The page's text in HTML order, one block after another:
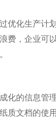
化生产计划
费，企业可
的信息管
质文档的使